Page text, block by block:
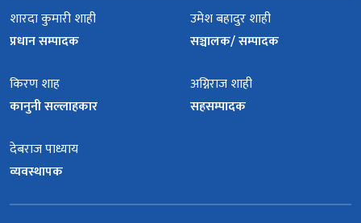
शारदा कुमारी शाही
प्रधान सम्पादक
उमेश बहादुर शाही
सञ्चालक/ सम्पादक
किरण शाह
कानुनी सल्लाहकार
अग्निराज शाही
सहसम्पादक
देबराज पाध्याय
व्यवस्थापक